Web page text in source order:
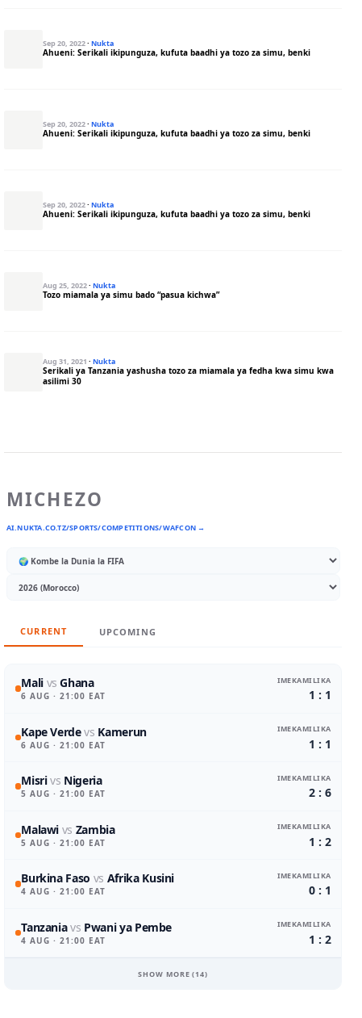
Sep 20, 2022·Nukta
Ahueni: Serikali ikipunguza, kufuta baadhi ya tozo za simu, benki
Sep 20, 2022·Nukta
Ahueni: Serikali ikipunguza, kufuta baadhi ya tozo za simu, benki
Sep 20, 2022·Nukta
Ahueni: Serikali ikipunguza, kufuta baadhi ya tozo za simu, benki
Aug 25, 2022·Nukta
Tozo miamala ya simu bado “pasua kichwa”
Aug 31, 2021·Nukta
Serikali ya Tanzania yashusha tozo za miamala ya fedha kwa simu kwa
asilimi 30
MICHEZO
AI.NUKTA.CO.TZ/SPORTS/COMPETITIONS/WAFCON →
CURRENT UPCOMING
Mali vsGhana
6 AUG · 21:00 EAT
IMEKAMILIKA
1 : 1
Kape Verdevs Kamerun
6 AUG · 21:00 EAT
IMEKAMILIKA
1 : 1
Misrivs Nigeria
5 AUG · 21:00 EAT
IMEKAMILIKA
2 : 6
Malawi vs Zambia
5 AUG · 21:00 EAT
IMEKAMILIKA
1 : 2
Burkina Faso vs Afrika Kusini
4 AUG · 21:00 EAT
IMEKAMILIKA
0 : 1
Tanzaniavs Pwani ya Pembe
4 AUG · 21:00 EAT
IMEKAMILIKA
1 : 2
SHOW MORE (14)